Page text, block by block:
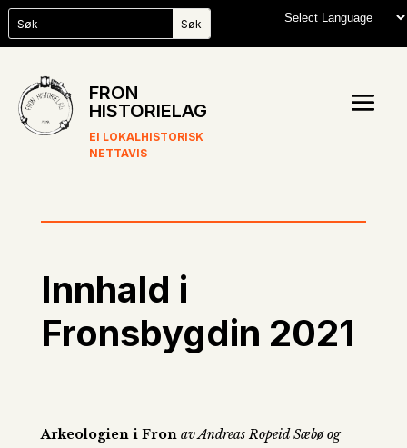
FRON
HISTORIELAG
EI LOKALHISTORISK
NETTAVIS
Innhald i
Fronsbygdin 2021
Arkeologien i Fron av Andreas Ropeid Sæbø og